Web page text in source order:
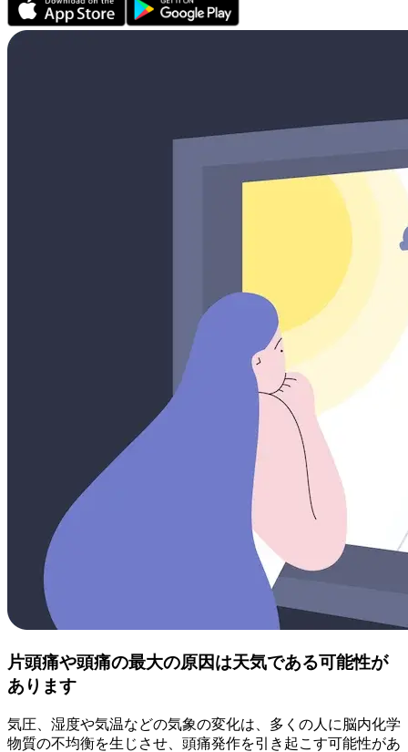
片頭痛や頭痛の最大の原因は天気である可能性が
あります
気圧、湿度や気温などの気象の変化は、多くの人に脳内化学
物質の不均衡を生じさせ、頭痛発作を引き起こす可能性があ